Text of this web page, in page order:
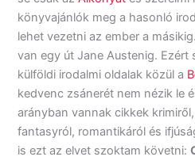
könyvajánlók meg a hasonló
lehet vezetni az ember a
van egy út Jane Austenig. Ezért
külföldi irodalmi oldalak közül a
kedvenc zsánerét nem nézik le
arányban vannak cikkek
fantasyról, romantikáról és
is ezt az elvet szoktam követni: